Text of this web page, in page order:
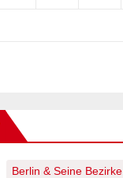
Berlin & Seine Bezirke